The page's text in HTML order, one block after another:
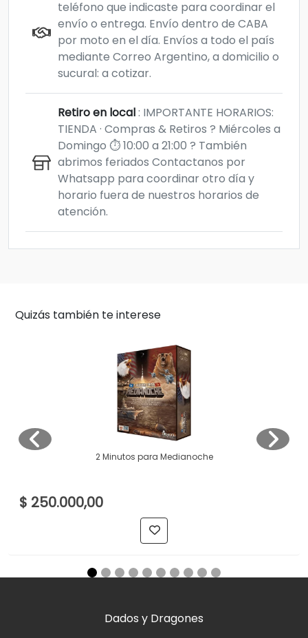
teléfono que indicaste para coordinar el
envío o entrega. Envío dentro de CABA
por moto en el día. Envíos a todo el país
mediante Correo Argentino, a domicilio o
sucural: a cotizar.
Retiro en local: IMPORTANTE HORARIOS:
TIENDA · Compras & Retiros ? Miércoles a
Domingo ⏱️ 10:00 a 21:00 ?️ También
abrimos feriados Contactanos por
Whatsapp para coordinar otro día y
horario fuera de nuestros horarios de
atención.
Quizás también te interese
2 Minutos para Medianoche
$ 250.000,00
Dados y Dragones